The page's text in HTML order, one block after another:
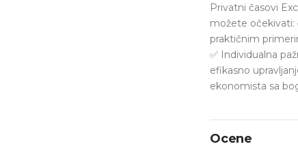
Privatni časovi
možete očekivati:
praktičnim
✅ Individualna
efikasno
ekonomista sa
Ocene